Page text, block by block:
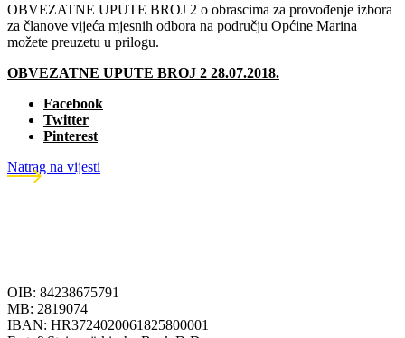
OBVEZATNE UPUTE BROJ 2 o obrascima za provođenje izbora
za članove vijeća mjesnih odbora na području Općine Marina
možete preuzetu u prilogu.
OBVEZATNE UPUTE BROJ 2 28.07.2018.
Facebook
Twitter
Pinterest
Natrag na vijesti
OIB: 84238675791
MB: 2819074
IBAN: HR3724020061825800001